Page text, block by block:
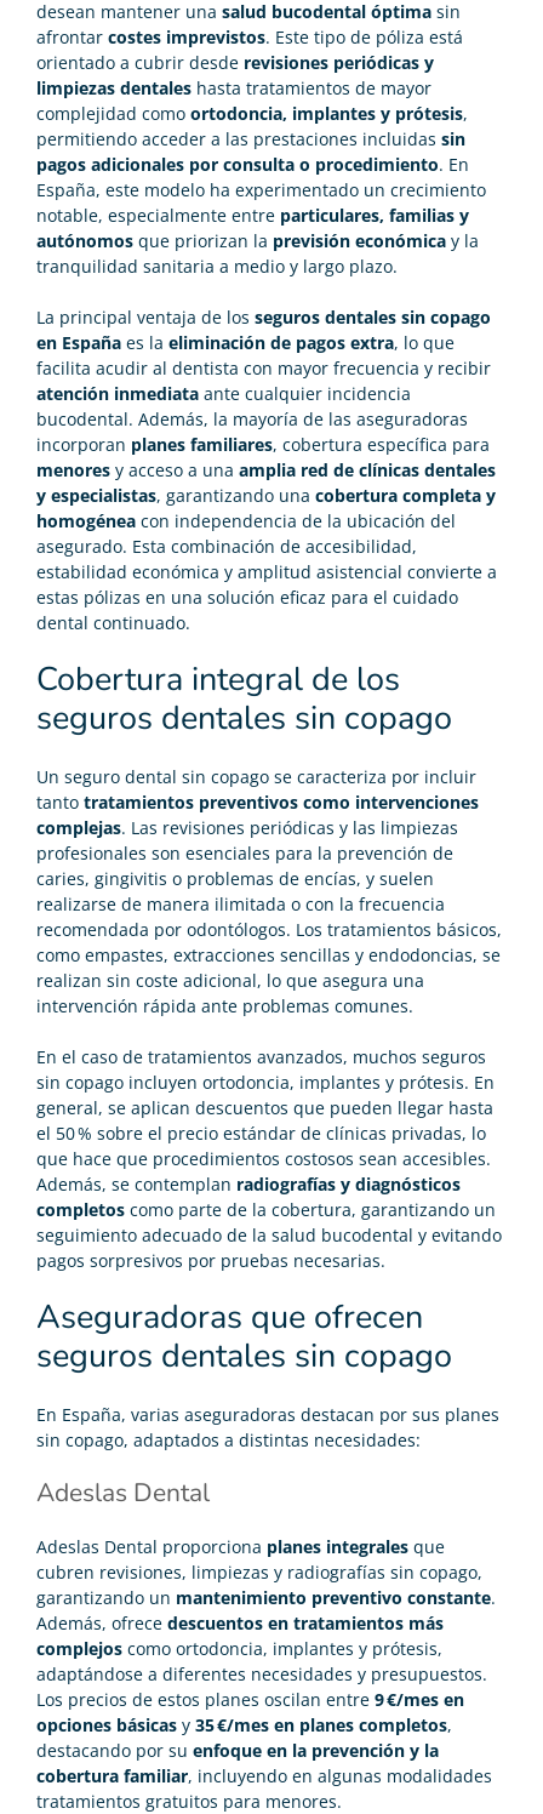
desean mantener una salud bucodental óptima sin
afrontar costes imprevistos. Este tipo de póliza está
orientado a cubrir desde revisiones periódicas y
limpiezas dentales hasta tratamientos de mayor
complejidad como ortodoncia, implantes y prótesis,
permitiendo acceder a las prestaciones incluidas sin
pagos adicionales por consulta o procedimiento. En
España, este modelo ha experimentado un crecimiento
notable, especialmente entre particulares, familias y
autónomos que priorizan la previsión económica y la
tranquilidad sanitaria a medio y largo plazo.
La principal ventaja de los seguros dentales sin copago
en España es la eliminación de pagos extra, lo que
facilita acudir al dentista con mayor frecuencia y recibir
atención inmediata ante cualquier incidencia
bucodental. Además, la mayoría de las aseguradoras
incorporan planes familiares, cobertura específica para
menores y acceso a una amplia red de clínicas dentales
y especialistas, garantizando una cobertura completa y
homogénea con independencia de la ubicación del
asegurado. Esta combinación de accesibilidad,
estabilidad económica y amplitud asistencial convierte a
estas pólizas en una solución eficaz para el cuidado
dental continuado.
Cobertura integral de los
seguros dentales sin copago
Un seguro dental sin copago se caracteriza por incluir
tanto tratamientos preventivos como intervenciones
complejas. Las revisiones periódicas y las limpiezas
profesionales son esenciales para la prevención de
caries, gingivitis o problemas de encías, y suelen
realizarse de manera ilimitada o con la frecuencia
recomendada por odontólogos. Los tratamientos básicos,
como empastes, extracciones sencillas y endodoncias, se
realizan sin coste adicional, lo que asegura una
intervención rápida ante problemas comunes.
En el caso de tratamientos avanzados, muchos seguros
sin copago incluyen ortodoncia, implantes y prótesis. En
general, se aplican descuentos que pueden llegar hasta
el 50 % sobre el precio estándar de clínicas privadas, lo
que hace que procedimientos costosos sean accesibles.
Además, se contemplan radiografías y diagnósticos
completos como parte de la cobertura, garantizando un
seguimiento adecuado de la salud bucodental y evitando
pagos sorpresivos por pruebas necesarias.
Aseguradoras que ofrecen
seguros dentales sin copago
En España, varias aseguradoras destacan por sus planes
sin copago, adaptados a distintas necesidades:
Adeslas Dental
Adeslas Dental proporciona planes integrales que
cubren revisiones, limpiezas y radiografías sin copago,
garantizando un mantenimiento preventivo constante.
Además, ofrece descuentos en tratamientos más
complejos como ortodoncia, implantes y prótesis,
adaptándose a diferentes necesidades y presupuestos.
Los precios de estos planes oscilan entre 9 €/mes en
opciones básicas y 35 €/mes en planes completos,
destacando por su enfoque en la prevención y la
cobertura familiar, incluyendo en algunas modalidades
tratamientos gratuitos para menores.